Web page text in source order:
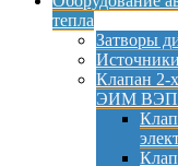
тепла
Затворы
Клапан 2-
ЭИМ ВЭП